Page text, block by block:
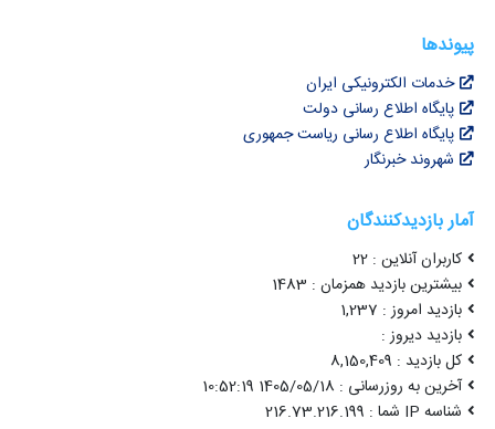
پیوندها
خدمات الکترونیکی ایران
پایگاه اطلاع رسانی دولت
پایگاه اطلاع رسانی ریاست جمهوری
شهروند خبرنگار
آمار بازدیدکنندگان
کاربران آنلاین : 22
بیشترین بازدید همزمان : 1483
بازدید امروز : 1,237
بازدید دیروز :
کل بازدید : 8,150,409
آخرین به روزرسانی : 1405/05/18 10:52:19
شناسه IP شما : 216.73.216.199